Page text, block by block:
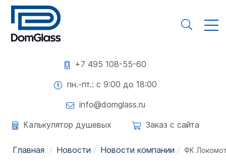
+7 495 108-55-60
пн.-пт.: с 9:00 до 18:00
info@domglass.ru
Калькулятор душевых
Заказ с сайта
Главная Новости Новости компании ФК